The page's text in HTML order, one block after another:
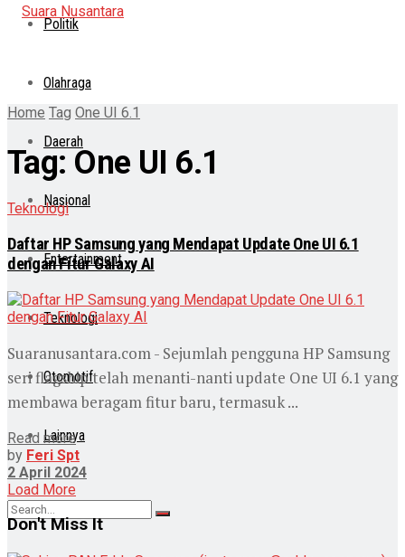
Politik
Olahraga
Daerah
Nasional
Entertainment
Teknologi
Otomotif
Lainnya
Home Tag One UI 6.1
Tag: One UI 6.1
Teknologi
Daftar HP Samsung yang Mendapat Update One UI 6.1
dengan Fitur Galaxy AI
Suaranusantara.com - Sejumlah pengguna HP Samsung
seri flagship telah menanti-nanti update One UI 6.1 yang
membawa beragam fitur baru, termasuk ...
Read more
by Feri Spt
2 April 2024
Load More
Don't Miss It